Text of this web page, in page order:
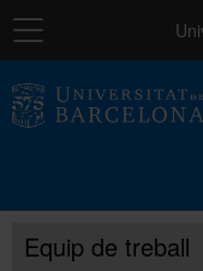
Navegació
Equip de treball